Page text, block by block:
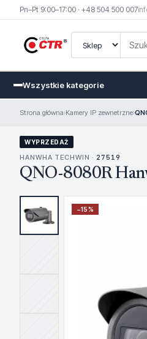
Pn–Pt 9:00–17:00 · +48 504 500 007
Wszystkie kategorie
Strona główna›Kamery IP zewnetrzne›
WYPRZEDAŻ
HANWHA TECHWIN · 27519
QNO-8080R
−15%